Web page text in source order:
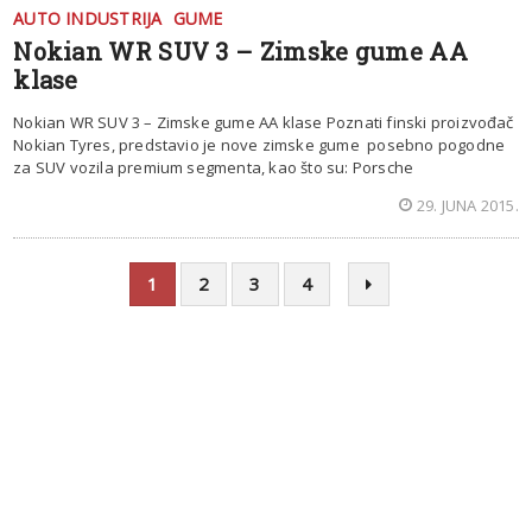
AUTO INDUSTRIJA GUME
Nokian WR SUV 3 – Zimske gume AA
klase
Nokian WR SUV 3 – Zimske gume AA klase Poznati finski proizvođač
Nokian Tyres, predstavio je nove zimske gume posebno pogodne
za SUV vozila premium segmenta, kao što su: Porsche
29. JUNA 2015.
1 2 3 4